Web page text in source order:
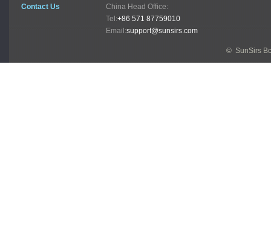
Contact Us
China Head Office:
Tel:+86 571 87759010
Email:support@sunsirs.com
© SunSirs